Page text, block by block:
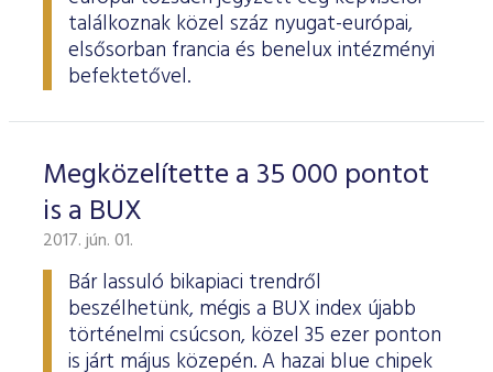
találkoznak közel száz nyugat-európai,
elsősorban francia és benelux intézményi
befektetővel.
Megközelítette a 35 000 pontot
is a BUX
2017. jún. 01.
Bár lassuló bikapiaci trendről
beszélhetünk, mégis a BUX index újabb
történelmi csúcson, közel 35 ezer ponton
is járt május közepén. A hazai blue chipek